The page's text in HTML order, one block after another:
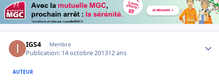
IGS4 Membre
Publication: 14 octobre 201312 ans
AUTEUR